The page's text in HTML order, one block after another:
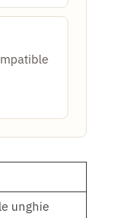
unghie